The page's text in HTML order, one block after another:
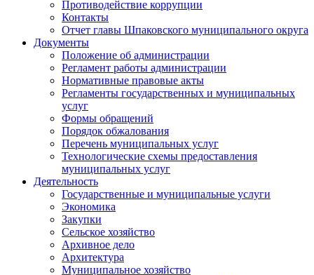
Противодействие коррупции
Контакты
Отчет главы Шпаковского муниципального округа
Документы
Положение об администрации
Регламент работы администрации
Нормативные правовые акты
Регламенты государственных и муниципальных
услуг
Формы обращений
Порядок обжалования
Перечень муниципальных услуг
Технологические схемы предоставления
муниципальных услуг
Деятельность
Государственные и муниципальные услуги
Экономика
Закупки
Сельское хозяйство
Архивное дело
Архитектура
Муниципальное хозяйство